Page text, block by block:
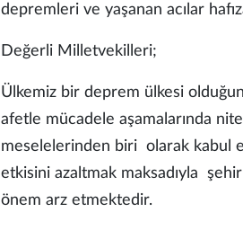
depremleri ve yaşanan acılar
Değerli Milletvekilleri;
Ülkemiz bir deprem ülkesi
afetle mücadele aşamalarında
meselelerinden biri olarak kabul
etkisini azaltmak maksadıyla
önem arz etmektedir.